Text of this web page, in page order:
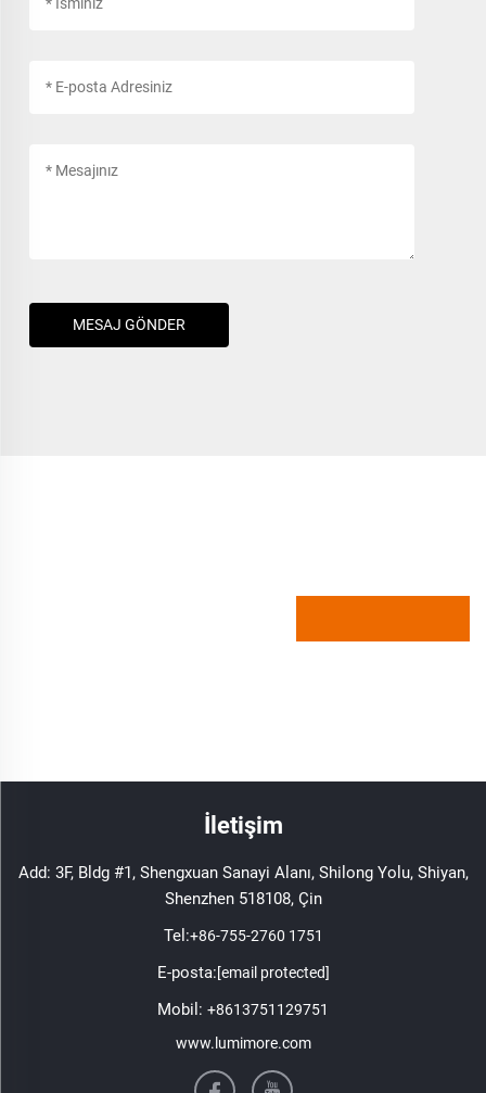
MESAJ GÖNDER
İletişim
Add: 3F, Bldg #1, Shengxuan Sanayi Alanı, Shilong Yolu, Shiyan,
Shenzhen 518108, Çin
Tel:+86-755-2760 1751
E-posta:[email protected]
Mobil: +8613751129751
www.lumimore.com